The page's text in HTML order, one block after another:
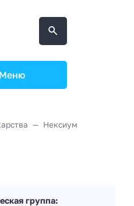
Меню
Нексиум
группа: